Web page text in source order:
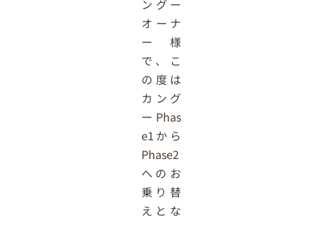
ングー
オーナ
ー様
で、こ
の度は
カング
ーPhas
e1から
Phase2
へのお
乗り替
えとな